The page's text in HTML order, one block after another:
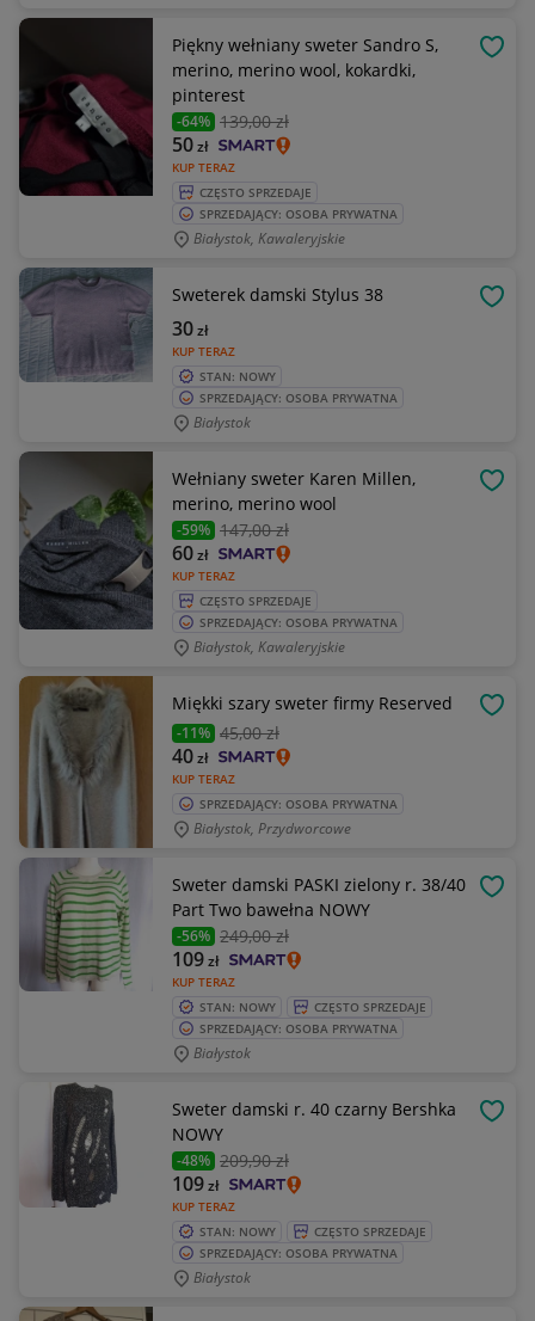
Piękny wełniany sweter Sandro S,
merino, merino wool, kokardki,
pinterest
-64% 139,00 zł
KUP TERAZ
50zł
CZĘSTO SPRZEDAJE
SPRZEDAJĄCY: OSOBA PRYWATNA
Białystok, Kawaleryjskie
Sweterek damski Stylus 38
KUP TERAZ
30zł
STAN: NOWY
SPRZEDAJĄCY: OSOBA PRYWATNA
Białystok
Wełniany sweter Karen Millen,
merino, merino wool
-59% 147,00 zł
KUP TERAZ
60zł
CZĘSTO SPRZEDAJE
SPRZEDAJĄCY: OSOBA PRYWATNA
Białystok, Kawaleryjskie
Miękki szary sweter firmy Reserved
-11% 45,00 zł
KUP TERAZ
40zł
SPRZEDAJĄCY: OSOBA PRYWATNA
Białystok, Przydworcowe
Sweter damski PASKI zielony r. 38/40
Part Two bawełna NOWY
-56% 249,00 zł
KUP TERAZ
109zł
STAN: NOWY
CZĘSTO SPRZEDAJE
SPRZEDAJĄCY: OSOBA PRYWATNA
Białystok
Sweter damski r. 40 czarny Bershka
NOWY
-48% 209,90 zł
KUP TERAZ
109zł
STAN: NOWY
CZĘSTO SPRZEDAJE
SPRZEDAJĄCY: OSOBA PRYWATNA
Białystok